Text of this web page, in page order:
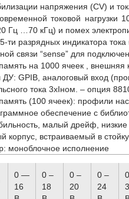
напряжения (CV) и
токовой
Гц …70 кГц) и помех
ти разрядных индикатора
связи “sense” для
на 1000 ячеек , внешняя
GPIB, аналоговый вход
тока 3хIном. – опция
(100 ячеек): профили
обеспечение с
малый дрейф, низкие
корпус, встраиваемый в
моноблочное исполнение
0 —
16
0 –
18
0 –
20
0 –
24